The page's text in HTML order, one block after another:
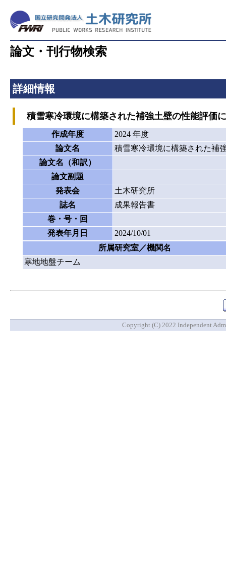
論文・刊行物検索
詳細情報
積雪寒冷環境に構築された補強土壁の性能評価
作成年度
2024 年度
論文名
積雪寒冷環境に構築された補
論文名（和訳）
論文副題
発表会
土木研究所
誌名
成果報告書
巻・号・回
発表年月日
2024/10/01
所属研究室／機関名
寒地地盤チーム
Copyright (C) 2022 Independent